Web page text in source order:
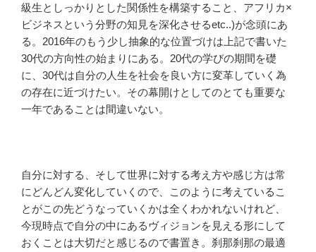
級生としっかりとした関係性を構築すること、アフリカ×
ビジネスという分野の知見を深化させるetc..)が念頭にあ
る。2016年のもう少し抽象的な位置づけは上記で書いた
30代の方向性の始まりにある。20代の学びの期間を礎
に、30代は自分の人生を社会を良い方に変革していく為
の存在に近づけたい。その幕開けとしてのとても重要な
一年であることは間違いない。
自分に対する、そして世界に対する考え方や感じ方は常
にどんどん変化していくので、このように考えているこ
とがこの先どうなっていくかは全くわかれないけれど、
今現時点で自分の中にあるヴィジョンを見える形にして
おくことは大切だと感じるので書置き。刹那刹那の最適